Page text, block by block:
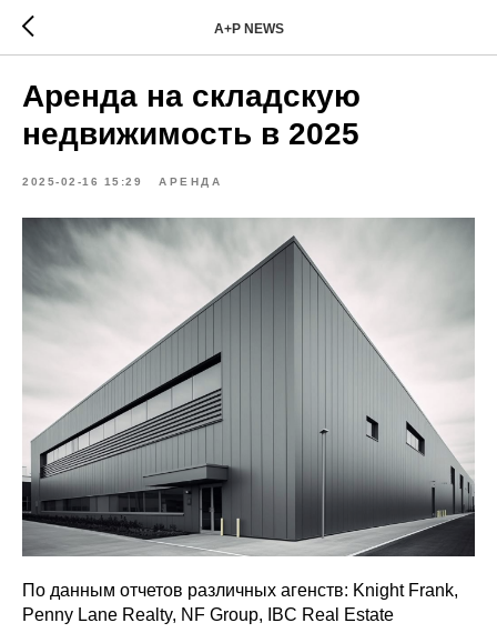
A+P NEWS
Аренда на складскую
недвижимость в 2025
2025-02-16 15:29 АРЕНДА
По данным отчетов различных агенств: Knight Frank,
Penny Lane Realty, NF Group, IBC Real Estate